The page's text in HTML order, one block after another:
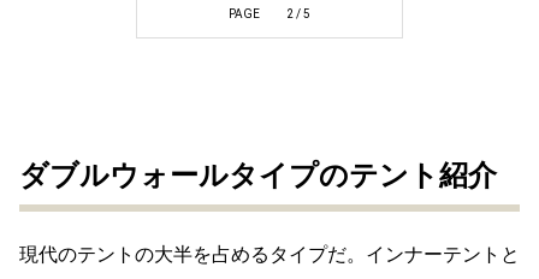
PAGE 2 / 5
ダブルウォールタイプのテント紹介
現代のテントの大半を占めるタイプだ。インナーテントと